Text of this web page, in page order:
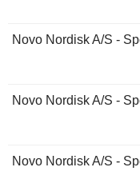
Novo Nordisk A/S -
Novo Nordisk A/S -
Novo Nordisk A/S -